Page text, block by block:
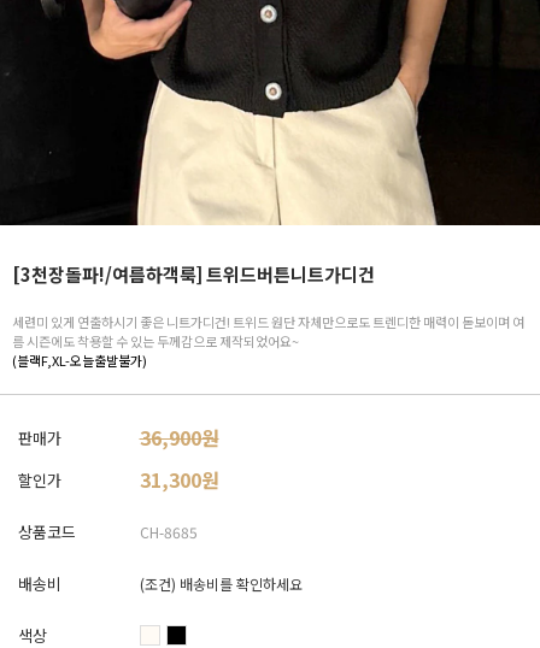
[3천장돌파!/여름하객룩] 트위드버튼니트가디건
세련미 있게 연출하시기 좋은 니트가디건! 트위드 원단 자체만으로도 트렌디한 매력이 돋보이며 여
름 시즌에도 착용할 수 있는 두께감으로 제작되었어요~
(블랙F,XL-오늘출발불가)
판매가 36,900원
할인가 31,300원
상품코드 CH-8685
배송비 (조건) 배송비를 확인하세요
색상